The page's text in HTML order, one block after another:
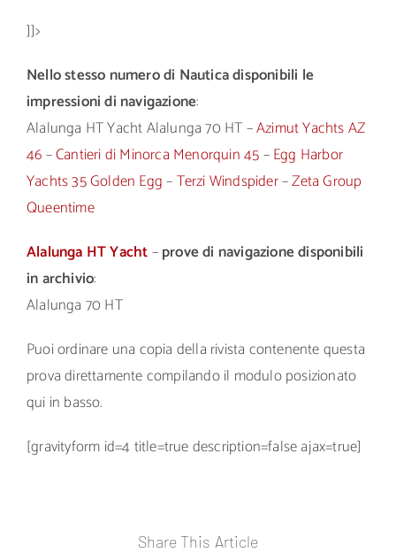
]]>
Nello stesso numero di Nautica disponibili le
impressioni di navigazione:
Alalunga HT Yacht Alalunga 70 HT –Azimut Yachts AZ
46–Cantieri di Minorca Menorquin 45–Egg Harbor
Yachts 35 Golden Egg–Terzi Windspider–Zeta Group
Queentime
Alalunga HT Yacht–prove di navigazione disponibili
in archivio:
Alalunga 70 HT
Puoi ordinare una copia della rivista contenente questa
prova direttamente compilando il modulo posizionato
qui in basso.
[gravityform id=4 title=true description=false ajax=true]
Share This Article